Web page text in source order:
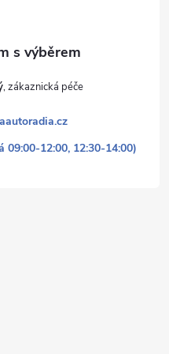
09:00-12:00, 12:30-14:00)